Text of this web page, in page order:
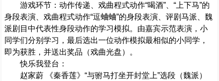
游戏环节：动作传递、戏曲程式动作“喝酒”、“上下马”的
身段表演、戏曲程式动作“逗蛐蛐”的身段表演、评剧马派、魏
派剧目中代表性身段动作的学习模拟。由嘉宾示范表演，小
同学们分别学习，最后选出一位动作模拟最相似的小同学，
即为获胜，并送出奖品（戏曲光盘）。
快乐我登台：
赵家蔚 《秦香莲》“与驸马打坐开封堂上”选段（魏派）